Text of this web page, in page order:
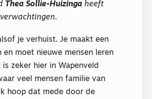
Thea Sollie-Huizinga heeft
je verhuist. Je maakt een
en moet nieuwe mensen leren
is zeker hier in Wapenveld
veel mensen familie van
hoop dat mede door de